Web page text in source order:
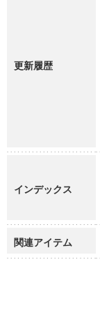
更新履歴
インデックス
関連アイテム